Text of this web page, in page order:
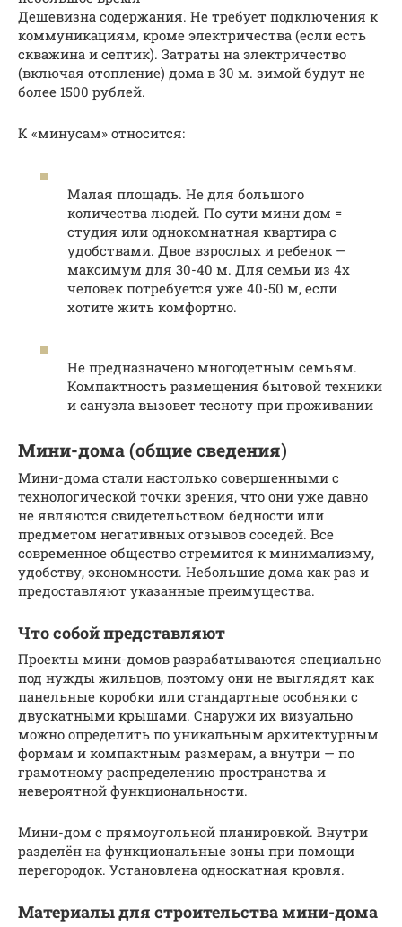
Дешевизна содержания. Не требует подключения к
коммуникациям, кроме электричества (если есть
скважина и септик). Затраты на электричество
(включая отопление) дома в 30 м. зимой будут не
более 1500 рублей.
К «минусам» относится:
Малая площадь. Не для большого
количества людей. По сути мини дом =
студия или однокомнатная квартира с
удобствами. Двое взрослых и ребенок —
максимум для 30-40 м. Для семьи из 4х
человек потребуется уже 40-50 м, если
хотите жить комфортно.
Не предназначено многодетным семьям.
Компактность размещения бытовой техники
и санузла вызовет тесноту при проживании
Мини-дома (общие сведения)
Мини-дома стали настолько совершенными с
технологической точки зрения, что они уже давно
не являются свидетельством бедности или
предметом негативных отзывов соседей. Все
современное общество стремится к минимализму,
удобству, экономности. Небольшие дома как раз и
предоставляют указанные преимущества.
Что собой представляют
Проекты мини-домов разрабатываются специально
под нужды жильцов, поэтому они не выглядят как
панельные коробки или стандартные особняки с
двускатными крышами. Снаружи их визуально
можно определить по уникальным архитектурным
формам и компактным размерам, а внутри — по
грамотному распределению пространства и
невероятной функциональности.
Мини-дом с прямоугольной планировкой. Внутри
разделён на функциональные зоны при помощи
перегородок. Установлена односкатная кровля.
Материалы для строительства мини-дома